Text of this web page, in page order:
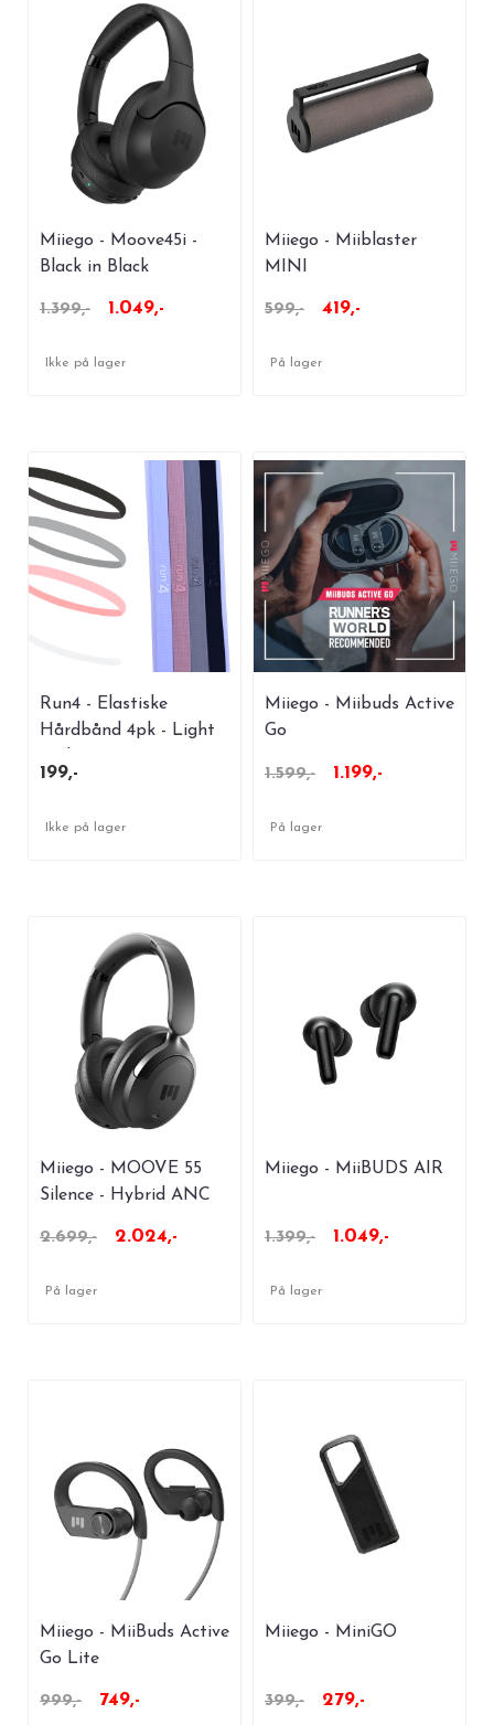
Miiego - Moove45i -
Black in Black
1.399,- 1.049,-
Ikke på lager
Miiego - Miiblaster
MINI
599,- 419,-
På lager
Run4 - Elastiske
Hårdbånd 4pk - Light
199,-
Ikke på lager
Miiego - Miibuds Active
Go
1.599,- 1.199,-
På lager
Miiego - MOOVE 55
Silence - Hybrid ANC
2.699,-
2.024,-
På lager
Miiego - MiiBUDS AIR
1.399,- 1.049,-
På lager
Miiego - MiiBuds Active
Go Lite
999,- 749,-
Miiego - MiniGO
399,- 279,-